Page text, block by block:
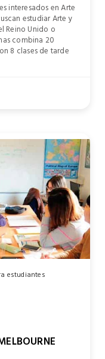
interesados en Arte
estudiar Arte y
Reino Unido o
combina 20
8 clases de tarde
estudiantes